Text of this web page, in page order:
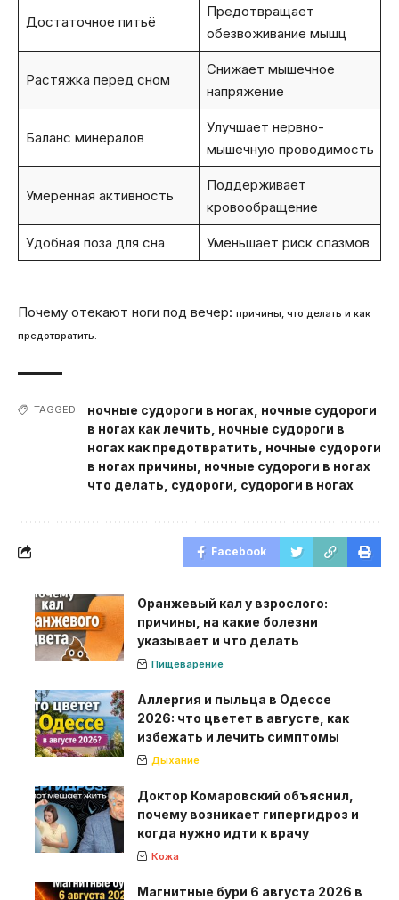
Достаточное питьё
Предотвращает
обезвоживание мышц
Растяжка перед сном
Снижает мышечное
напряжение
Баланс минералов
Улучшает нервно-
мышечную проводимость
Умеренная активность
Поддерживает
кровообращение
Удобная поза для сна Уменьшает риск спазмов
Почему отекают ноги под вечер: причины, что делать и как
предотвратить.
TAGGED: ночные судороги в ногах ночные судороги
в ногах как лечить ночные судороги в
ногах как предотвратить ночные судороги
в ногах причины ночные судороги в ногах
что делать судороги судороги в ногах
Facebook
Оранжевый кал у взрослого:
причины, на какие болезни
указывает и что делать
Пищеварение
Аллергия и пыльца в Одессе
2026: что цветет в августе, как
избежать и лечить симптомы
Дыхание
Доктор Комаровский объяснил,
почему возникает гипергидроз и
когда нужно идти к врачу
Кожа
Магнитные бури 6 августа 2026 в